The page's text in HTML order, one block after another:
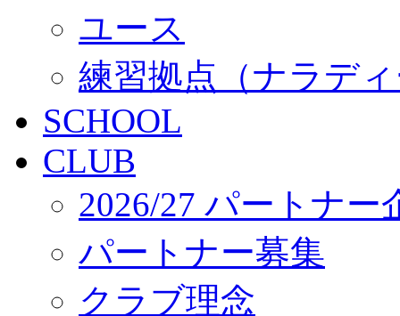
ユース
練習拠点（ナラデ
SCHOOL
CLUB
2026/27 パートナー
パートナー募集
クラブ理念